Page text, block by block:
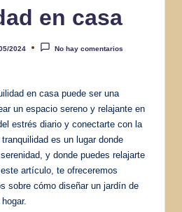
en casa
2024
No hay comentarios
en casa puede ser una
un espacio sereno y relajante en
estrés diario y conectarte con la
es un lugar donde
y donde puedes relajarte
artículo, te ofreceremos
sobre cómo diseñar un jardín de